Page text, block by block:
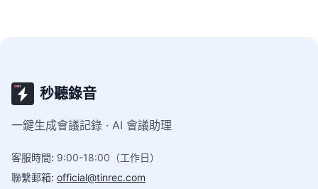
秒聽錄音
一鍵生成會議記錄 · AI 會議助理
客服時間: 9:00-18:00（工作日）
聯繫郵箱: official@tinrec.com